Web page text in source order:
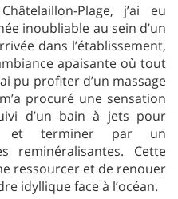
Plage, j’ai eu
inoubliable au sein d’un
dans l’établissement,
apaisante où tout
pu profiter d’un massage
procuré une sensation
d’un bain à jets pour
et terminer par un
reminéralisantes. Cette
ressourcer et de renouer
idyllique face à l’océan.